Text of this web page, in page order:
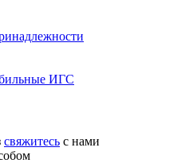
ИГС
свяжитесь с нами